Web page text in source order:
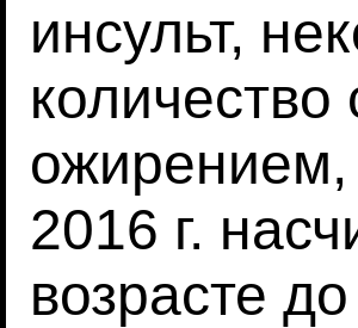
инсульт,
2016 г.
возрасте